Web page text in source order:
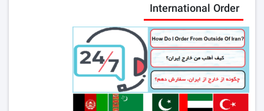
International Order